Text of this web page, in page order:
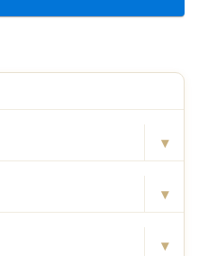
▾
▾
▾